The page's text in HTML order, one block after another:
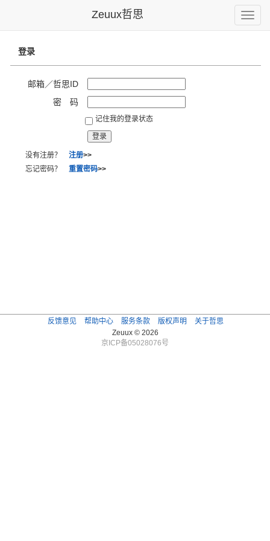
Toggle
Zeuux哲思
登录
邮箱／哲思ID
密 码
记住我的登录状态
没有注册？ 注册>>
忘记密码？ 重置密码>>
反馈意见 帮助中心 服务条款 版权声明
关于哲思
Zeuux © 2026
京ICP备05028076号